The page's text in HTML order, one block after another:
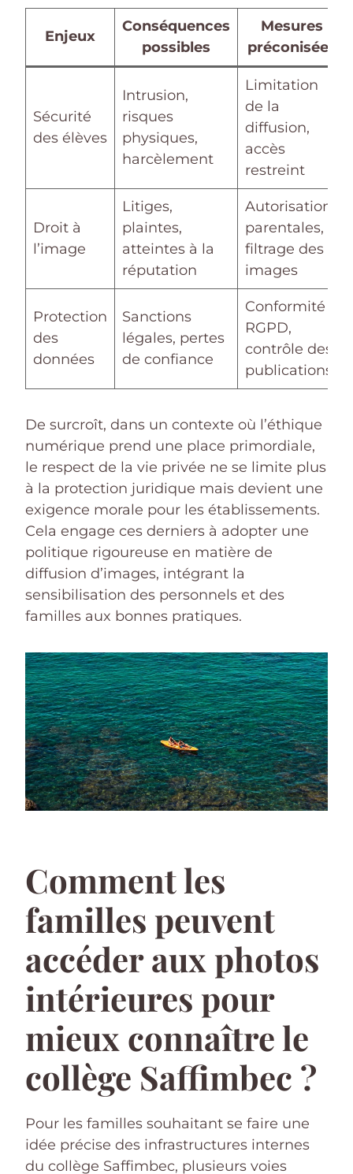
Enjeux
Conséquences
possibles
Mesures
préconisées
Sécurité
des élèves
Intrusion,
risques
physiques,
harcèlement
Limitation
de la
diffusion,
accès
restreint
Droit à
l’image
Litiges,
plaintes,
atteintes à la
réputation
Autorisations
parentales,
filtrage des
images
Protection
des
données
Sanctions
légales, pertes
de confiance
Conformité
RGPD,
contrôle des
publications
De surcroît, dans un contexte où l’éthique
numérique prend une place primordiale,
le respect de la vie privée ne se limite plus
à la protection juridique mais devient une
exigence morale pour les établissements.
Cela engage ces derniers à adopter une
politique rigoureuse en matière de
diffusion d’images, intégrant la
sensibilisation des personnels et des
familles aux bonnes pratiques.
Comment les
familles peuvent
accéder aux photos
intérieures pour
mieux connaître le
collège Saffimbec ?
Pour les familles souhaitant se faire une
idée précise des infrastructures internes
du collège Saffimbec, plusieurs voies